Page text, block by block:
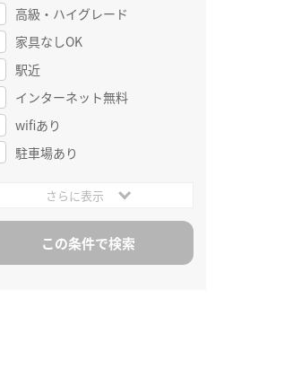
高級・ハイグレード
家具なしOK
駅近
インターネット無料
wifiあり
駐車場あり
さらに表示